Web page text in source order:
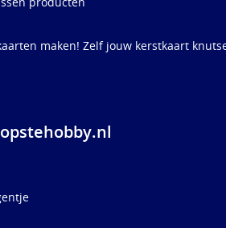
maken! Zelf jouw kerstkaart